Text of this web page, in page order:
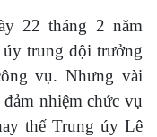
22 tháng 2 năm
trung đội trưởng
vụ. Nhưng vài
nhiệm chức vụ
thế Trung úy Lê